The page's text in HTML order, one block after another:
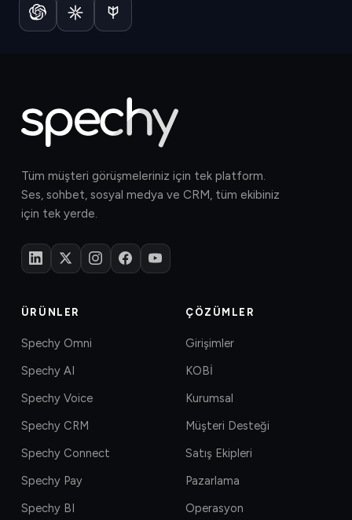
Tüm müşteri görüşmeleriniz için tek platform.
Ses, sohbet, sosyal medya ve CRM, tüm ekibiniz
için tek yerde.
ÜRÜNLER
Spechy Omni
Spechy AI
Spechy Voice
Spechy CRM
Spechy Connect
Spechy Pay
Spechy BI
ÇÖZÜMLER
Girişimler
KOBİ
Kurumsal
Müşteri Desteği
Satış Ekipleri
Pazarlama
Operasyon